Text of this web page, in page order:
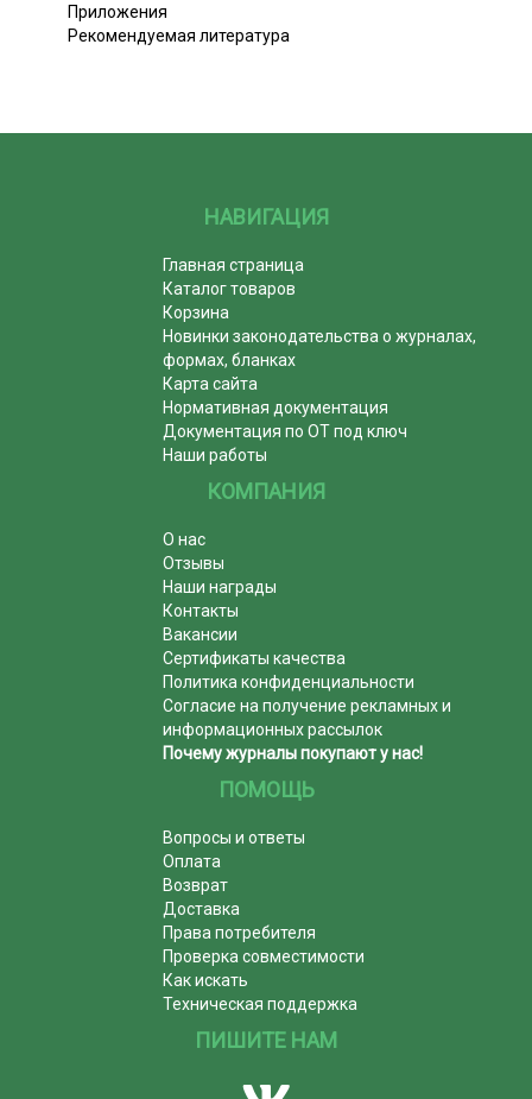
Приложения
Рекомендуемая литература
НАВИГАЦИЯ
Главная страница
Каталог товаров
Корзина
Новинки законодательства о журналах,
формах, бланках
Карта сайта
Нормативная документация
Документация по ОТ под ключ
Наши работы
КОМПАНИЯ
О нас
Отзывы
Наши награды
Контакты
Вакансии
Сертификаты качества
Политика конфиденциальности
Согласие на получение рекламных и
информационных рассылок
Почему журналы покупают у нас!
ПОМОЩЬ
Вопросы и ответы
Оплата
Возврат
Доставка
Права потребителя
Проверка совместимости
Как искать
Техническая поддержка
ПИШИТЕ НАМ